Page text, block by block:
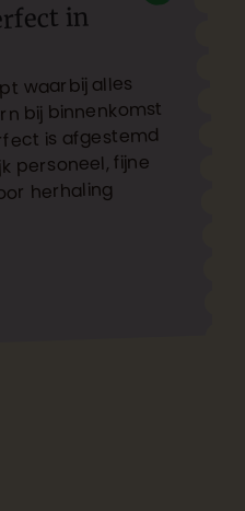
in
waarbij alles
bij binnenkomst
is afgestemd
personeel, fijne
herhaling